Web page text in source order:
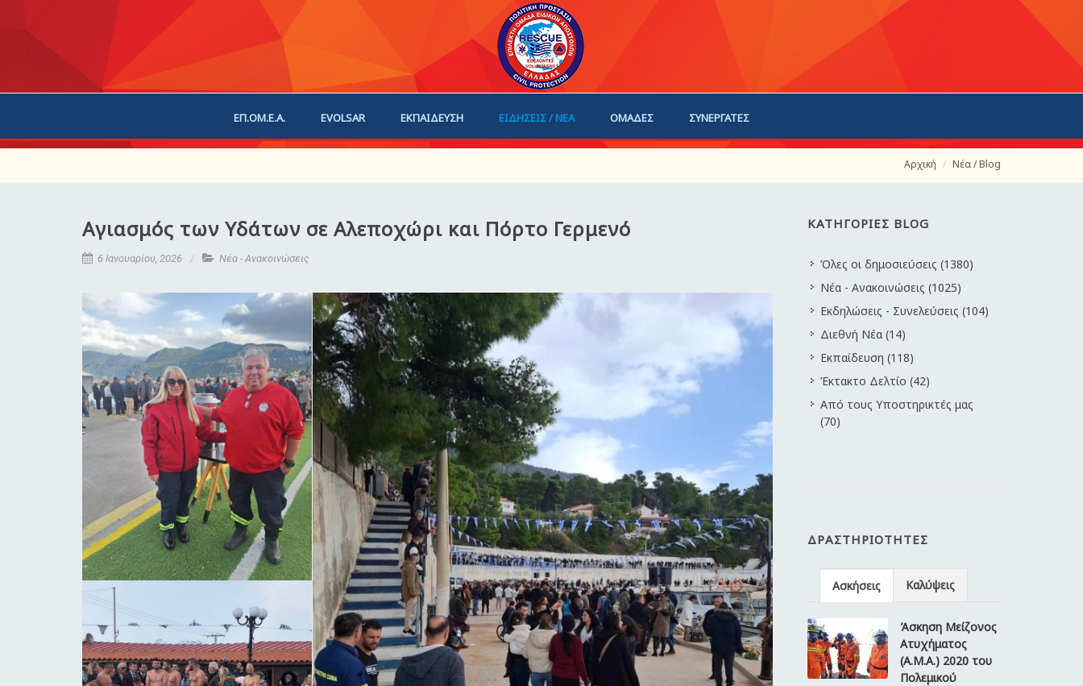
ΕΠ.ΟΜ.Ε.Α. EVOLSAR ΕΚΠΑΙΔΕΥΣΗ ΕΙΔΗΣΕΙΣ / ΝΕΑ ΟΜΑΔΕΣ ΣΥΝΕΡΓΑΤΕΣ
Αρχική Νέα / Blog
Αγιασμός των Υδάτων σε Αλεποχώρι και Πόρτο Γερμενό
6 Ιανουαρίου, 2026 Νέα - Ανακοινώσεις
ΚΑΤΗΓΟΡΙΕΣ BLOG
Όλες οι δημοσιεύσεις (1380)
Νέα - Ανακοινώσεις (1025)
Εκδηλώσεις - Συνελεύσεις (104)
Διεθνή Νέα (14)
Εκπαίδευση (118)
Έκτακτο Δελτίο (42)
Από τους Υποστηρικτές μας
(70)
ΔΡΑΣΤΗΡΙΌΤΗΤΕΣ
Ασκήσεις Καλύψεις
Άσκηση Μείζονος
Ατυχήματος
(Α.Μ.Α.) 2020 του
Πολεμικού